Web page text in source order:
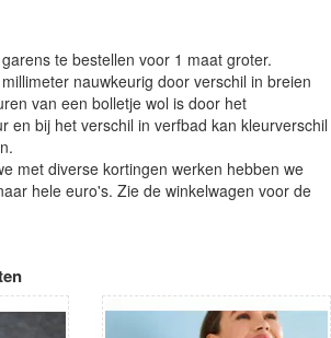
te bestellen voor 1 maat groter.
nauwkeurig door verschil in breien
van een bolletje wol is door het
en bij het verschil in verfbad kan kleurverschil
met diverse kortingen werken hebben we
hele euro's. Zie de winkelwagen voor de